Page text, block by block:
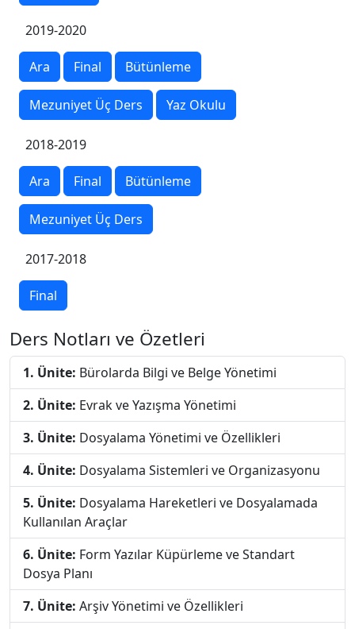
2019-2020
Ara Final Bütünleme
Mezuniyet Üç Ders Yaz Okulu
2018-2019
Ara Final Bütünleme
Mezuniyet Üç Ders
2017-2018
Final
Ders Notları ve Özetleri
1. Ünite: Bürolarda Bilgi ve Belge Yönetimi
2. Ünite: Evrak ve Yazışma Yönetimi
3. Ünite: Dosyalama Yönetimi ve Özellikleri
4. Ünite: Dosyalama Sistemleri ve Organizasyonu
5. Ünite: Dosyalama Hareketleri ve Dosyalamada
Kullanılan Araçlar
6. Ünite: Form Yazılar Küpürleme ve Standart
Dosya Planı
7. Ünite: Arşiv Yönetimi ve Özellikleri